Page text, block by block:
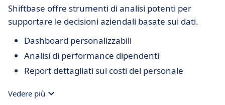
Shiftbase offre strumenti di analisi potenti per
supportare le decisioni aziendali basate sui dati.
Dashboard personalizzabili
Analisi di performance dipendenti
Report dettagliati sui costi del personale
Vedere più